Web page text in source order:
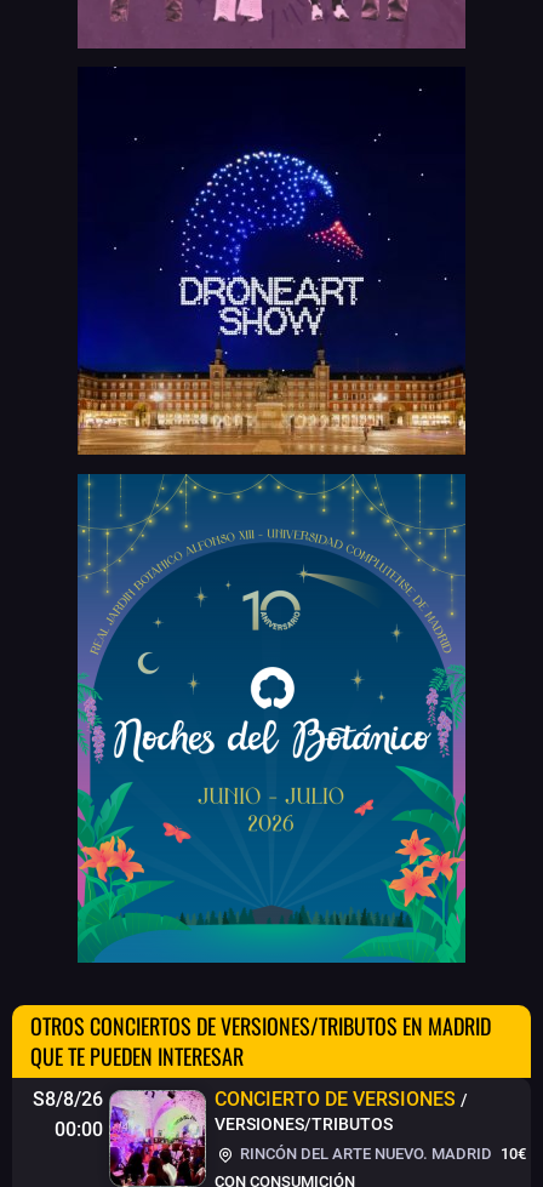
OTROS CONCIERTOS DE VERSIONES/TRIBUTOS EN MADRID
QUE TE PUEDEN INTERESAR
S8/8/26
00:00
CONCIERTO DE VERSIONES /
VERSIONES/TRIBUTOS
RINCÓN DEL ARTE NUEVO. MADRID 10€
CON CONSUMICIÓN